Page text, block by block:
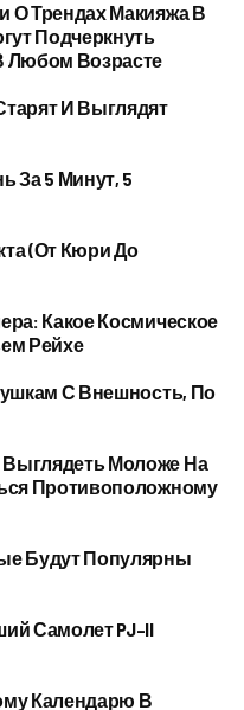
О Трендах Макияжа В
Подчеркнуть
Любом Возрасте
И Выглядят
За 5 Минут, 5
(от Кюри До
Какое Космическое
Рейхе
С Внешность, По
Моложе На
Противоположному
Будут Популярны
Самолет PJ–II
Календарю В